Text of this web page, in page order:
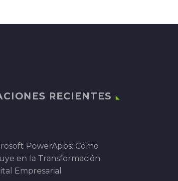
RECIENTES
PowerApps: Cómo
en la Transformación
Empresarial